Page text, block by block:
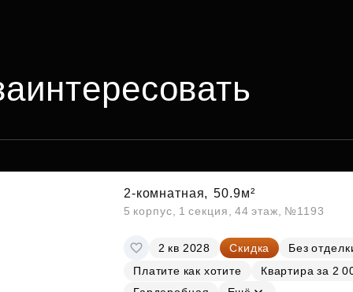
2-комнатная, 50.9м²
5 корпус, 1 секция, 44 этаж, №1193
2 кв 2028 Скидка
Без
Платите как хотите
Квартира за 2